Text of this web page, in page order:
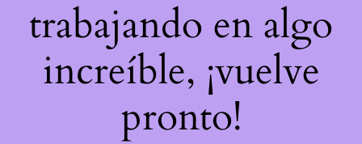
trabajando en algo
increíble, ¡vuelve
pronto!